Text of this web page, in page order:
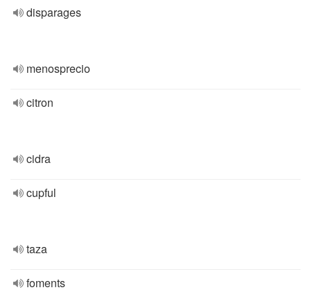
disparages
menosprecio
citron
cidra
cupful
taza
foments